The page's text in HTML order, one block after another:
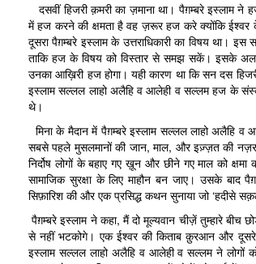
दसवीं हिजरी क़मरी का ज़माना था। पैग़म्बरे इस्लाम
में हज करने की क्षमता है वह ज़रूर हज करे क्योंकि
दूसरा पैग़म्बरे इस्लाम के उत्तराधिकारी का विषय था।
ताकि हज के विषय को विस्तार से समझ सकें। इसके
उनका आख़िरी हज होगा। यही कारण था कि सन दस
इस्लाम सल्लल लाहो अलैहि व आलेही व सल्लम हज के
थे।
मिना के मैदान में पैग़म्बरे इस्लाम सल्लल लाहो अलैहि
सबसे पहले मुसलमानों की जान, माल, और इज़्ज़त की
निर्दोष लोगों के बहाए गए ख़ून और छीने गए माल को
सामाजिक सुरक्षा के लिए माहौन बन जाए। उसके
सिफ़ारिश की और एक प्रसिद्ध कथन सुनाया जो ‘हदीसे
पैग़म्बरे इस्लाम ने कहा, मैं दो मूल्यवान चीज़ें तुम्हारे बीच
से नहीं भटकोगे। एक ईश्वर की किताब क़ुरआन और दूसरे
इस्लाम सल्लल लाहो अलैहि व आलेही व सल्लम ने लोगों